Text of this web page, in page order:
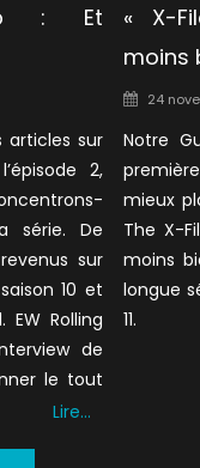
: Et
articles sur
2,
série. De
sur
10 et
EW Rolling
de
le tout
Lire…
« X-
moins
Posted
24
Notre
mieux
The X-
moins
longue
11.